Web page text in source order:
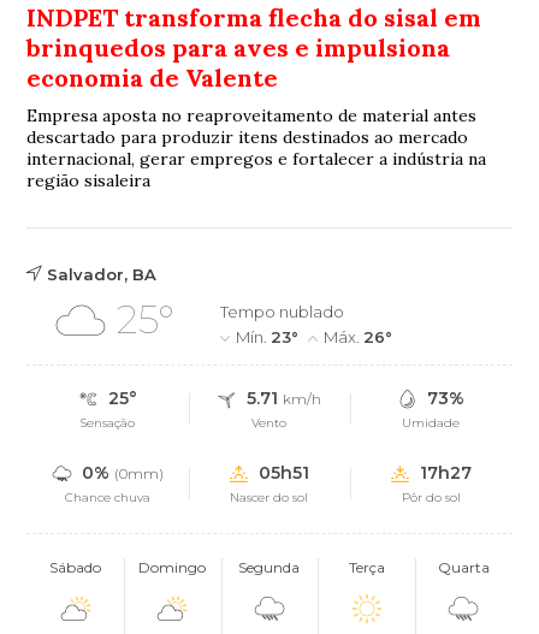
INDPET transforma flecha do sisal em
brinquedos para aves e impulsiona
economia de Valente
Empresa aposta no reaproveitamento de material antes
descartado para produzir itens destinados ao mercado
internacional, gerar empregos e fortalecer a indústria na
região sisaleira
Salvador, BA
25°
Tempo nublado
Mín. 23° Máx. 26°
25°
Sensação
5.71 km/h
Vento
73%
Umidade
0% (0mm)
Chance chuva
05h51
Nascer do sol
17h27
Pôr do sol
Sábado Domingo Segunda Terça Quarta